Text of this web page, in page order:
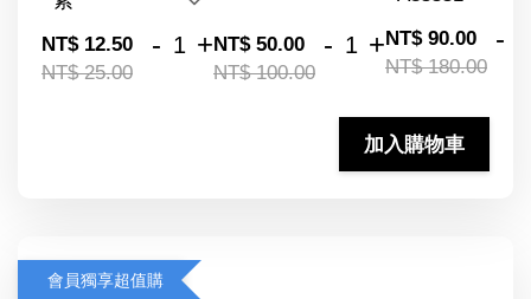
NT$ 12.50
NT$ 25.00
- +NT$ 50.00
NT$ 100.00
- +NT$ 90.00
NT$ 180.00
-
加入購物車
會員獨享超值購